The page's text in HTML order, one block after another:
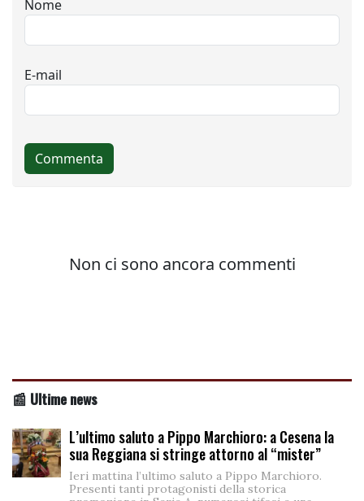
📰 Ultime news
L’ultimo saluto a Pippo Marchioro: a Cesena la
sua Reggiana si stringe attorno al “mister”
Ieri mattina l’ultimo saluto a Pippo Marchioro.
Presenti tanti protagonisti della storica